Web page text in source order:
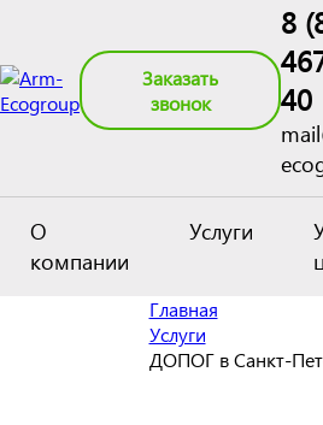
Заказать
звонок
8
40
О
компании
Услуги
Главная
Услуги
ДОПОГ в Санкт-